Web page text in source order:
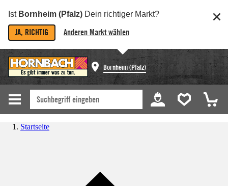
Ist Bornheim (Pfalz) Dein richtiger Markt?
JA, RICHTIG Anderen Markt wählen
Bornheim (Pfalz)
Startseite